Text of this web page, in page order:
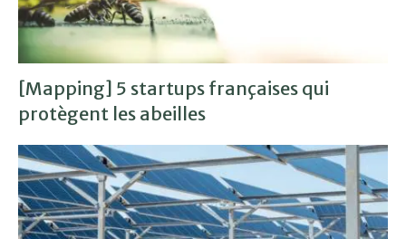
[Mapping] 5 startups françaises qui
protègent les abeilles